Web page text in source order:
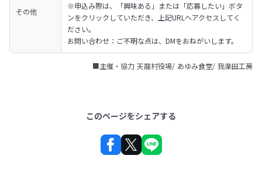
その他
※申込み際は、「興味ある」または「応募したい」ボタ
ンをクリックしていただき、上記URLへアクセスしてく
ださい。
お問い合わせ：ご不明な点は、DMをおねがいします。
■主催・協力 天龍村役場/ あゆみ食堂/ 我楽田工房
このページをシェアする